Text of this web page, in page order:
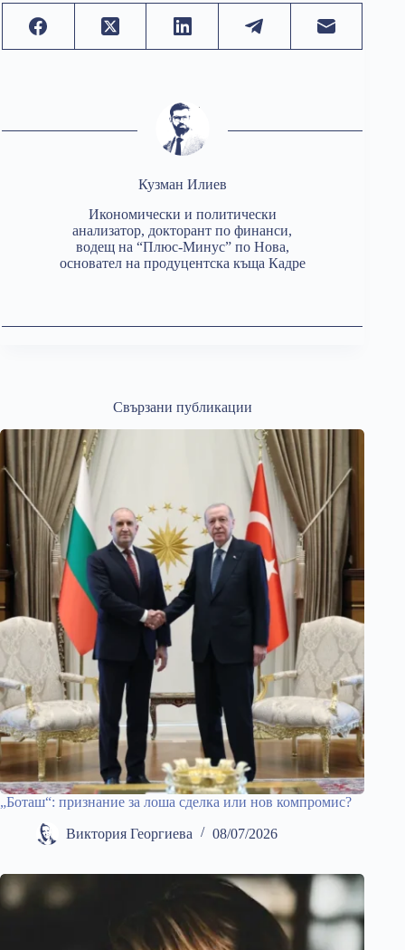
Кузман Илиев
Икономически и политически
анализатор, докторант по финанси,
водещ на “Плюс-Минус” по Нова,
основател на продуцентска къща Кадре
Свързани публикации
„Боташ“: признание за лоша сделка или нов компромис?
Виктория Георгиева 08/07/2026